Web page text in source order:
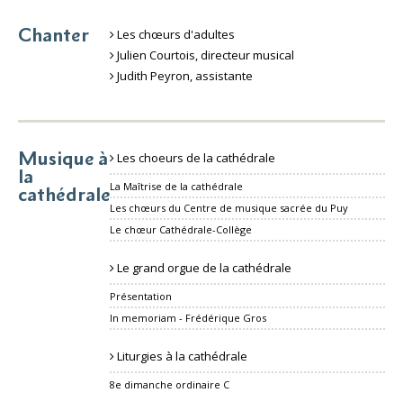
Chanter
Les chœurs d'adultes
Julien Courtois, directeur musical
Judith Peyron, assistante
Musique à
la
cathédrale
Les choeurs de la cathédrale
La Maîtrise de la cathédrale
Les chœurs du Centre de musique sacrée du Puy
Le chœur Cathédrale-Collège
Le grand orgue de la cathédrale
Présentation
In memoriam - Frédérique Gros
Liturgies à la cathédrale
8e dimanche ordinaire C